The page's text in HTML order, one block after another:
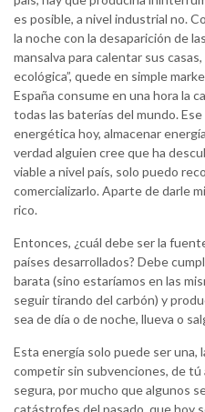
es posible, a nivel industrial no.
la noche con la desaparición de
mansalva para calentar sus
ecológica”, quede en simple
España consume en una hora la
todas las baterías del mundo.
energética hoy, almacenar
verdad alguien cree que ha
viable a nivel país, solo puedo
comercializarlo. Aparte de darle
rico.
Entonces, ¿cuál debe ser la
países desarrollados? Debe
barata (sino estaríamos en las
seguir tirando del carbón) y
sea de día o de noche, llueva o
Esta energía solo puede ser una,
competir sin subvenciones, de tú
segura, por mucho que algunos